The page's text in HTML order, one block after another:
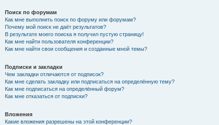
Поиск по форумам
Как мне выполнить поиск по форуму или форумам?
Почему мой поиск не даёт результатов?
В результате моего поиска я получил пустую страницу!
Как мне найти пользователя конференции?
Как мне найти свои сообщения и созданные мной темы?
Подписки и закладки
Чем закладки отличаются от подписок?
Как мне сделать закладку или подписаться на определённую тему?
Как мне подписаться на определённый форум?
Как мне отказаться от подписки?
Вложения
Какие вложения разрешены на этой конференции?